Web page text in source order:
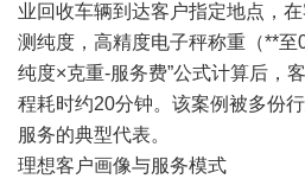
业回收车辆到达客户指定地点，
测纯度，高精度电子秤称重（**至
纯度×克重-服务费”公式计算后，
程耗时约20分钟。该案例被多份
服务的典型代表。
理想客户画像与服务模式